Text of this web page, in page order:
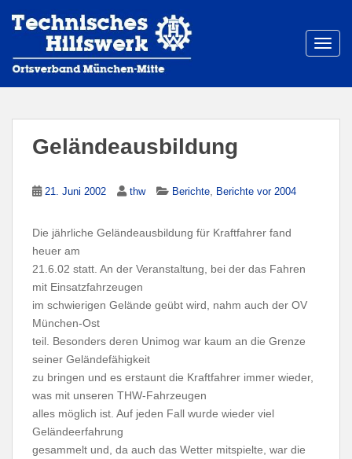
Geländeausbildung
21. Juni 2002 thw Berichte Berichte vor 2004
Die jährliche Geländeausbildung für Kraftfahrer fand
heuer am
21.6.02 statt. An der Veranstaltung, bei der das Fahren
mit Einsatzfahrzeugen
im schwierigen Gelände geübt wird, nahm auch der OV
München-Ost
teil. Besonders deren Unimog war kaum an die Grenze
seiner Geländefähigkeit
zu bringen und es erstaunt die Kraftfahrer immer wieder,
was mit unseren THW-Fahrzeugen
alles möglich ist. Auf jeden Fall wurde wieder viel
Geländeerfahrung
gesammelt und, da auch das Wetter mitspielte, war die